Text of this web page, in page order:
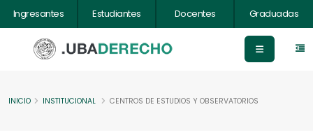
Ingresantes Estudiantes Docentes Graduadas
INICIO INSTITUCIONAL CENTROS DE ESTUDIOS Y OBSERVATORIOS